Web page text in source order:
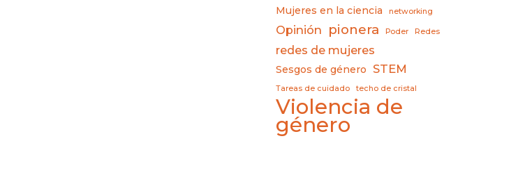
Mujeres en la ciencia networking
Opinión pionera Poder Redes
redes de mujeres
Sesgos de género STEM
Tareas de cuidado techo de cristal
Violencia de
género